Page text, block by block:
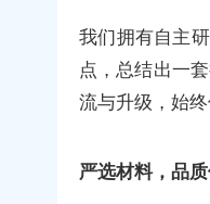
我们拥有自主
点，总结出一
流与升级，始终
严选材料，品